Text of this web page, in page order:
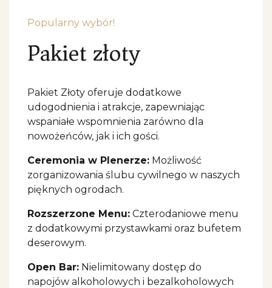
Popularny wybór!
Pakiet złoty
Pakiet Złoty oferuje dodatkowe
udogodnienia i atrakcje, zapewniając
wspaniałe wspomnienia zarówno dla
nowożeńców, jak i ich gości.
Ceremonia w Plenerze: Możliwość
zorganizowania ślubu cywilnego w naszych
pięknych ogrodach.
Rozszerzone Menu: Czterodaniowe menu
z dodatkowymi przystawkami oraz bufetem
deserowym.
Open Bar: Nielimitowany dostęp do
napojów alkoholowych i bezalkoholowych